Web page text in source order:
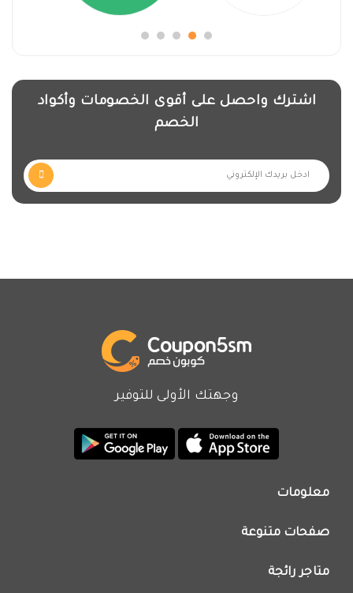
اشترك واحصل على أقوى الخصومات وأكواد
الخصم
وجهتك الأولى للتوفير
معلومات
اتصل بنا
اعلن معنا
صفحات متنوعة
عروض اليوم
متاجر رائجة